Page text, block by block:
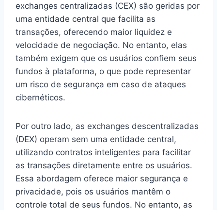
exchanges centralizadas (CEX) são geridas por
uma entidade central que facilita as
transações, oferecendo maior liquidez e
velocidade de negociação. No entanto, elas
também exigem que os usuários confiem seus
fundos à plataforma, o que pode representar
um risco de segurança em caso de ataques
cibernéticos.
Por outro lado, as exchanges descentralizadas
(DEX) operam sem uma entidade central,
utilizando contratos inteligentes para facilitar
as transações diretamente entre os usuários.
Essa abordagem oferece maior segurança e
privacidade, pois os usuários mantêm o
controle total de seus fundos. No entanto, as